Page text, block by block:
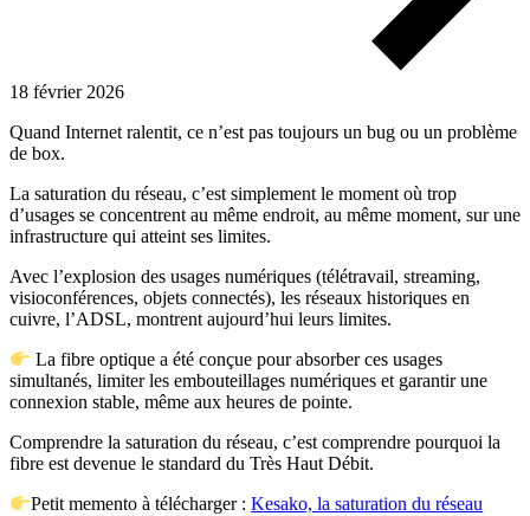
18 février 2026
Quand Internet ralentit, ce n’est pas toujours un bug ou un problème
de box.
La saturation du réseau, c’est simplement le moment où trop
d’usages se concentrent au même endroit, au même moment, sur une
infrastructure qui atteint ses limites.
Avec l’explosion des usages numériques (télétravail, streaming,
visioconférences, objets connectés), les réseaux historiques en
cuivre, l’ADSL, montrent aujourd’hui leurs limites.
La fibre optique a été conçue pour absorber ces usages
simultanés, limiter les embouteillages numériques et garantir une
connexion stable, même aux heures de pointe.
Comprendre la saturation du réseau, c’est comprendre pourquoi la
fibre est devenue le standard du Très Haut Débit.
Petit memento à télécharger :Kesako, la saturation du réseau